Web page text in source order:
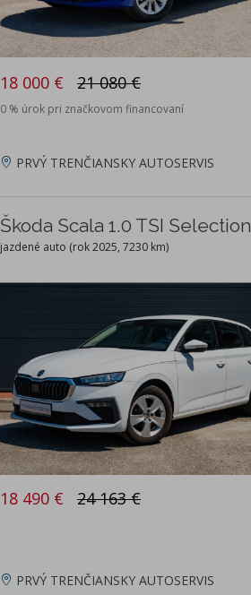
18 000 € 21 080 €
0 % úrok pri značkovom financovaní
PRVÝ TRENČIANSKY AUTOSERVIS
Škoda Scala 1.0 TSI Selection
jazdené auto (rok 2025, 7230 km)
18 490 € 24 163 €
PRVÝ TRENČIANSKY AUTOSERVIS